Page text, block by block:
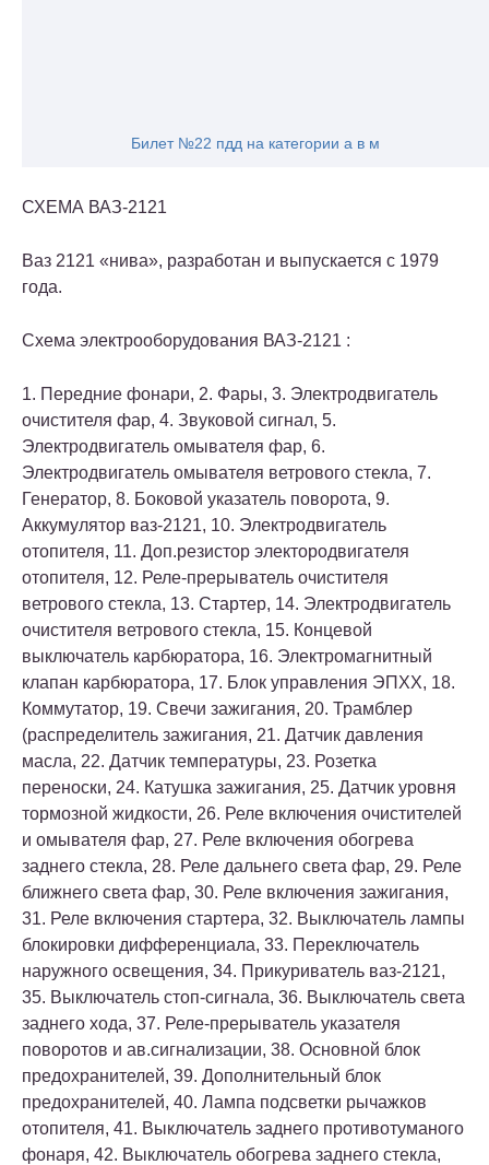
Билет №22 пдд на категории а в м
СХЕМА ВАЗ-2121
Ваз 2121 «нива», разработан и выпускается с 1979
года.
Схема электрооборудования ВАЗ-2121 :
1. Передние фонари, 2. Фары, 3. Электродвигатель
очистителя фар, 4. Звуковой сигнал, 5.
Электродвигатель омывателя фар, 6.
Электродвигатель омывателя ветрового стекла, 7.
Генератор, 8. Боковой указатель поворота, 9.
Аккумулятор ваз-2121, 10. Электродвигатель
отопителя, 11. Доп.резистор электородвигателя
отопителя, 12. Реле-прерыватель очистителя
ветрового стекла, 13. Стартер, 14. Электродвигатель
очистителя ветрового стекла, 15. Концевой
выключатель карбюратора, 16. Электромагнитный
клапан карбюратора, 17. Блок управления ЭПХХ, 18.
Коммутатор, 19. Свечи зажигания, 20. Трамблер
(распределитель зажигания, 21. Датчик давления
масла, 22. Датчик температуры, 23. Розетка
переноски, 24. Катушка зажигания, 25. Датчик уровня
тормозной жидкости, 26. Реле включения очистителей
и омывателя фар, 27. Реле включения обогрева
заднего стекла, 28. Реле дальнего света фар, 29. Реле
ближнего света фар, 30. Реле включения зажигания,
31. Реле включения стартера, 32. Выключатель лампы
блокировки дифференциала, 33. Переключатель
наружного освещения, 34. Прикуриватель ваз-2121,
35. Выключатель стоп-сигнала, 36. Выключатель света
заднего хода, 37. Реле-прерыватель указателя
поворотов и ав.сигнализации, 38. Основной блок
пpeдoxpaнителей, 39. Дополнительный блок
пpeдoxpaнителей, 40. Лампа подсветки рычажков
отопителя, 41. Выключатель заднего противотуманого
фонаря, 42. Выключатель обогрева заднего стекла,